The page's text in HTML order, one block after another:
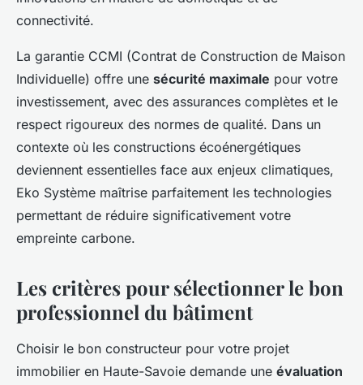
connectivité.
La garantie CCMI (Contrat de Construction de Maison
Individuelle) offre une sécurité maximale pour votre
investissement, avec des assurances complètes et le
respect rigoureux des normes de qualité. Dans un
contexte où les constructions écoénergétiques
deviennent essentielles face aux enjeux climatiques,
Eko Système maîtrise parfaitement les technologies
permettant de réduire significativement votre
empreinte carbone.
Les critères pour sélectionner le bon
professionnel du bâtiment
Choisir le bon constructeur pour votre projet
immobilier en Haute-Savoie demande une évaluation